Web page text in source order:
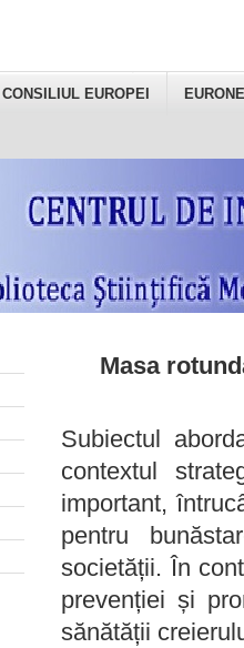
CONSILIUL EUROPEI
Masa
Subiectul
contextul
important,
pentru
societății. În
prevenției și
sănătății